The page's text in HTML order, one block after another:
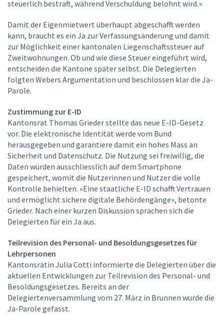
steuerlich bestraft, während Verschuldung belohnt wird.»
Damit der Eigenmietwert überhaupt abgeschafft werden
kann, braucht es ein Ja zur Verfassungsänderung und damit
zur Möglichkeit einer kantonalen Liegenschaftssteuer auf
Zweitwohnungen. Ob und wie diese Steuer eingeführt wird,
entscheiden die Kantone später selbst. Die Delegierten
folgten Webers Argumentation und beschlossen klar die Ja-
Parole.
Zustimmung zur E-ID
Kantonsrat Thomas Grieder stellte das neue E-ID-Gesetz
vor. Die elektronische Identität werde vom Bund
herausgegeben und garantiere damit ein hohes Mass an
Sicherheit und Datenschutz. Die Nutzung sei freiwillig, die
Daten würden ausschliesslich auf dem Smartphone
gespeichert, womit die Nutzerinnen und Nutzer die volle
Kontrolle behielten. «Eine staatliche E-ID schafft Vertrauen
und ermöglicht sichere digitale Behördengänge», betonte
Grieder. Nach einer kurzen Diskussion sprachen sich die
Delegierten für ein Ja aus.
Teilrevision des Personal- und Besoldungsgesetzes für
Lehrpersonen
Kantonsrätin Julia Cotti informierte die Delegierten über die
aktuellen Entwicklungen zur Teilrevision des Personal- und
Besoldungsgesetzes. Bereits an der
Delegiertenversammlung vom 27. März in Brunnen wurde die
Ja-Parole gefasst.